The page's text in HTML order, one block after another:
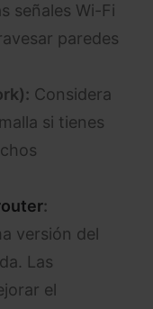
señales Wi-Fi
paredes
Considera
si tienes
:
versión del
Las
el